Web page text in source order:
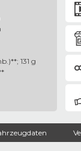
131 g